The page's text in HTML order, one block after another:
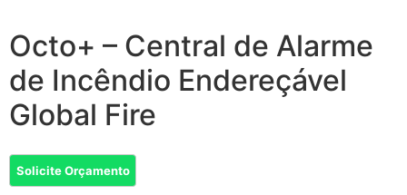
Octo+ – Central de Alarme
de Incêndio Endereçável
Global Fire
Solicite Orçamento